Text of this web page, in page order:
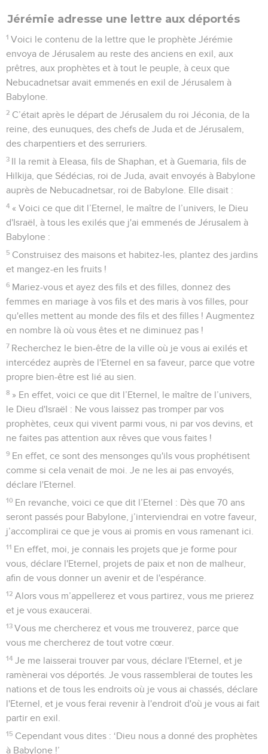
Jérémie adresse une lettre aux déportés
1 Voici le contenu de la lettre que le prophète Jérémie
envoya de Jérusalem au reste des anciens en exil, aux
prêtres, aux prophètes et à tout le peuple, à ceux que
Nebucadnetsar avait emmenés en exil de Jérusalem à
Babylone.
2 C’était après le départ de Jérusalem du roi Jéconia, de la
reine, des eunuques, des chefs de Juda et de Jérusalem,
des charpentiers et des serruriers.
3 Il la remit à Eleasa, fils de Shaphan, et à Guemaria, fils de
Hilkija, que Sédécias, roi de Juda, avait envoyés à Babylone
auprès de Nebucadnetsar, roi de Babylone. Elle disait :
4 « Voici ce que dit l’Eternel, le maître de l’univers, le Dieu
d'Israël, à tous les exilés que j'ai emmenés de Jérusalem à
Babylone :
5 Construisez des maisons et habitez-les, plantez des jardins
et mangez-en les fruits !
6 Mariez-vous et ayez des fils et des filles, donnez des
femmes en mariage à vos fils et des maris à vos filles, pour
qu'elles mettent au monde des fils et des filles ! Augmentez
en nombre là où vous êtes et ne diminuez pas !
7 Recherchez le bien-être de la ville où je vous ai exilés et
intercédez auprès de l'Eternel en sa faveur, parce que votre
propre bien-être est lié au sien.
8 » En effet, voici ce que dit l’Eternel, le maître de l’univers,
le Dieu d'Israël : Ne vous laissez pas tromper par vos
prophètes, ceux qui vivent parmi vous, ni par vos devins, et
ne faites pas attention aux rêves que vous faites !
9 En effet, ce sont des mensonges qu'ils vous prophétisent
comme si cela venait de moi. Je ne les ai pas envoyés,
déclare l'Eternel.
10 En revanche, voici ce que dit l’Eternel : Dès que 70 ans
seront passés pour Babylone, j’interviendrai en votre faveur,
j’accomplirai ce que je vous ai promis en vous ramenant ici.
11 En effet, moi, je connais les projets que je forme pour
vous, déclare l'Eternel, projets de paix et non de malheur,
afin de vous donner un avenir et de l'espérance.
12 Alors vous m’appellerez et vous partirez, vous me prierez
et je vous exaucerai.
13 Vous me chercherez et vous me trouverez, parce que
vous me chercherez de tout votre cœur.
14 Je me laisserai trouver par vous, déclare l'Eternel, et je
ramènerai vos déportés. Je vous rassemblerai de toutes les
nations et de tous les endroits où je vous ai chassés, déclare
l'Eternel, et je vous ferai revenir à l'endroit d'où je vous ai fait
partir en exil.
15 Cependant vous dites : ‘Dieu nous a donné des prophètes
à Babylone !’